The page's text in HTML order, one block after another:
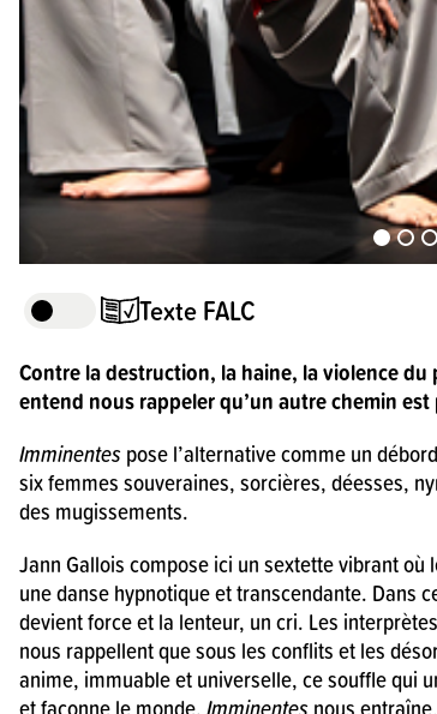
Texte FALC
Imminentes est un spectacle
Sur scène, 6 danseuses
Leurs gestes se répondent.
Les femmes se tiennent et se
Elles s’entraident.
Contre la destruction, la haine, la violence
entend nous rappeler qu’un autre chemin est
Imminentespose l’alternative comme un
six femmes souveraines, sorcières, déesses,
des mugissements.
Jann Gallois compose ici un sextette vibrant
une danse hypnotique et transcendante. Dans
devient force et la lenteur, un cri. Les
nous rappellent que sous les conflits et les
anime, immuable et universelle, ce souffle qui
et façonne le monde. Imminentesnous